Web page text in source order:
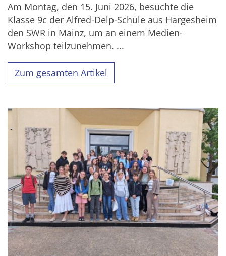
Am Montag, den 15. Juni 2026, besuchte die
Klasse 9c der Alfred-Delp-Schule aus Hargesheim
den SWR in Mainz, um an einem Medien-
Workshop teilzunehmen. ...
Zum gesamten Artikel